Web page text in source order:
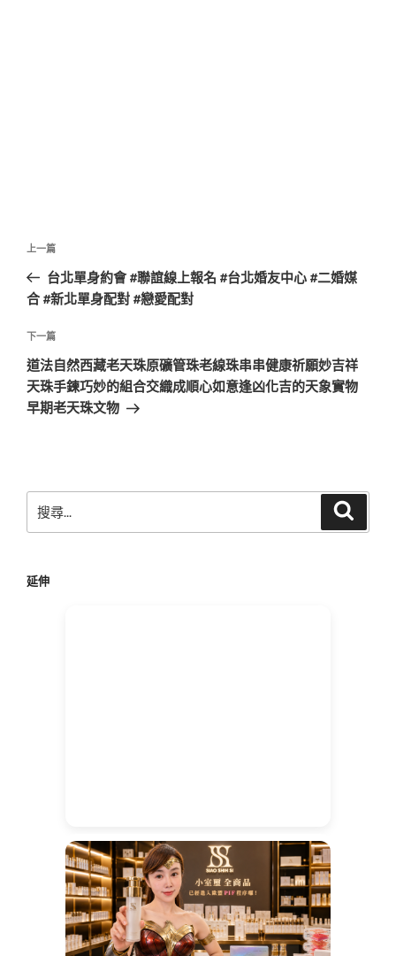
文
導
覽
上
一
篇
章
上一篇
台北單身約會 #聯誼線上報名 #台北婚友中心 #二婚媒
合 #新北單身配對 #戀愛配對
下
一
篇
文
下一篇
道法自然西藏老天珠原礦管珠老線珠串串健康祈願妙吉祥
天珠手鍊巧妙的組合交織成順心如意逢凶化吉的天象實物
早期老天珠文物
尋
字:
延伸